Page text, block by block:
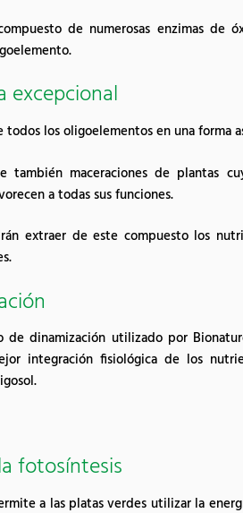
de numerosas enzimas de
excepcional
todos los oligoelementos en una forma
también maceraciones de plantas
a todas sus funciones.
extraer de este compuesto los
de dinamización utilizado por
integración fisiológica de los
fotosíntesis
a las platas verdes utilizar la